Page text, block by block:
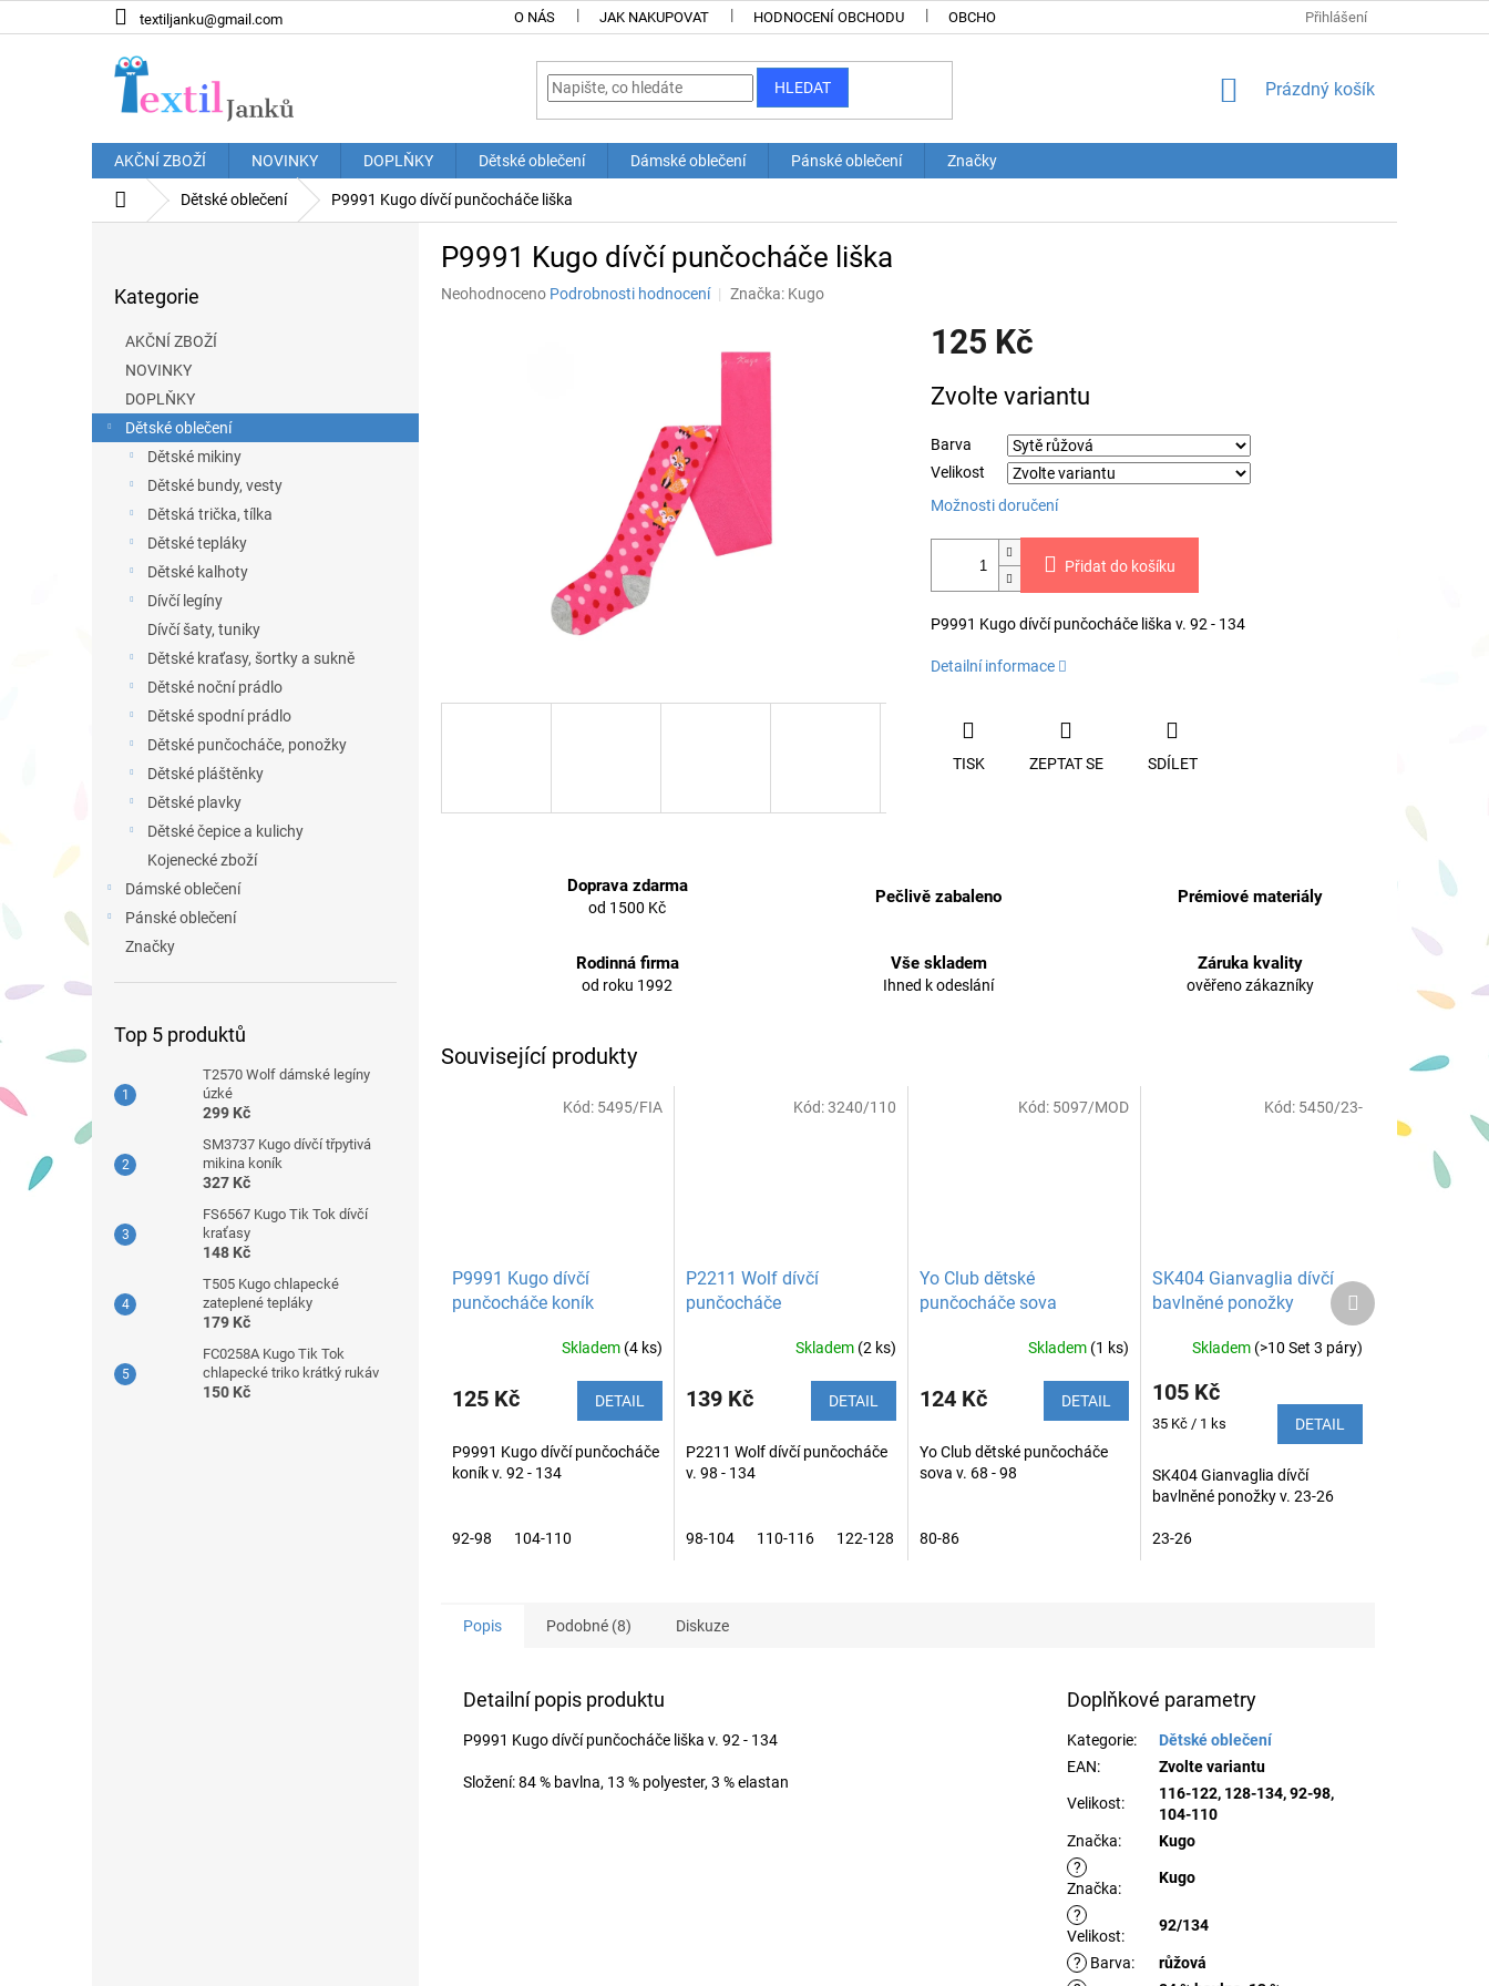
na
textiljanku@gmail.com O NÁS JAK NAKUPOVAT HODNOCENÍ OBCHODU OBCHODNÍ PODMÍNKY PODMÍNKY OCHRANY OSOBNÍCH ÚDAJŮ
Přihlášení
HLEDAT
NÁKUPNÍ
Prázdný košík
AKČNÍ ZBOŽÍ NOVINKY DOPLŇKY Dětské oblečení Dámské oblečení Pánské oblečení Značky
Domů Dětské oblečení P9991 Kugo dívčí punčocháče liška
kategorie
Kategorie
AKČNÍ ZBOŽÍ
NOVINKY
DOPLŇKY
Dětské oblečení
Dětské mikiny
Dětské bundy, vesty
Dětská trička, tílka
Dětské tepláky
Dětské kalhoty
Dívčí legíny
Dívčí šaty, tuniky
Dětské kraťasy, šortky a sukně
Dětské noční prádlo
Dětské spodní prádlo
Dětské punčocháče, ponožky
Dětské pláštěnky
Dětské plavky
Dětské čepice a kulichy
Kojenecké zboží
Dámské oblečení
Pánské oblečení
Značky
Top 5 produktů
T2570 Wolf dámské legíny
úzké
299 Kč
SM3737 Kugo dívčí třpytivá
mikina koník
327 Kč
FS6567 Kugo Tik Tok dívčí
kraťasy
148 Kč
T505 Kugo chlapecké
zateplené tepláky
179 Kč
FC0258A Kugo Tik Tok
chlapecké triko krátký rukáv
150 Kč
P9991 Kugo dívčí punčocháče liška
Průměrné
Neohodnoceno Podrobnosti hodnocení Značka: Kugo
125 Kč
cena:
Zvolte variantu
Barva
Velikost
Možnosti doručení
Přidat do košíku
P9991 Kugo dívčí punčocháče liška v. 92 - 134
Detailní informace
TISK ZEPTAT SE SDÍLET
Doprava zdarma
od 1500 Kč
Pečlivě zabaleno Prémiové materiály
Rodinná firma
od roku 1992
Vše skladem
Ihned k odeslání
Záruka kvality
ověřeno zákazníky
Související produkty
P9991 Kugo dívčí
punčocháče koník
Skladem (4 ks)
125 Kč DETAIL
P9991 Kugo dívčí punčocháče
koník v. 92 - 134
92-98 104-110
Kód: 5495/FIA
P2211 Wolf dívčí
punčocháče
Skladem (2 ks)
139 Kč DETAIL
P2211 Wolf dívčí punčocháče
v. 98 - 134
98-104 110-116 122-128
Kód:3240/110
Yo Club dětské
punčocháče sova
Skladem (1 ks)
124 Kč DETAIL
Yo Club dětské punčocháče
sova v. 68 - 98
80-86
Kód: 5097/MOD
SK404 Gianvaglia dívčí
bavlněné ponožky
Skladem (>10 Set 3 páry)
105 Kč
Měrná
35 Kč / 1 ks DETAIL
SK404 Gianvaglia dívčí
bavlněné ponožky v. 23-26
23-26
Kód: 5450/23-
Další
produkt
Popis Podobné (8) Diskuze
Detailní popis produktu
P9991 Kugo dívčí punčocháče liška v. 92 - 134
Složení: 84 % bavlna, 13 % polyester, 3 % elastan
Doplňkové parametry
Kategorie:
Dětské oblečení
EAN: Zvolte variantu
Velikost:
116-122, 128-134, 92-98,
104-110
Značka:
Kugo
?
Značka:
Kugo
?
Velikost:
92/134
? Barva:
růžová